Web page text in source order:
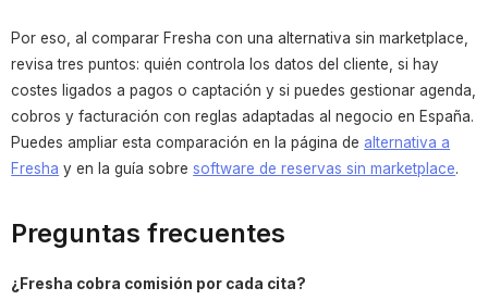
Por eso, al comparar Fresha con una alternativa sin marketplace,
revisa tres puntos: quién controla los datos del cliente, si hay
costes ligados a pagos o captación y si puedes gestionar agenda,
cobros y facturación con reglas adaptadas al negocio en España.
Puedes ampliar esta comparación en la página de alternativa a
Fresha y en la guía sobresoftware de reservas sin marketplace.
Preguntas frecuentes
¿Fresha cobra comisión por cada cita?